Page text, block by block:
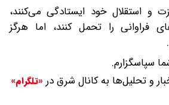
و استقلال خود ایستادگی می‌کنند،
را تحمل کنند، اما هرگز
سپاسگزارم.
و تحلیل‌ها به کانال شرق در «تلگرام»